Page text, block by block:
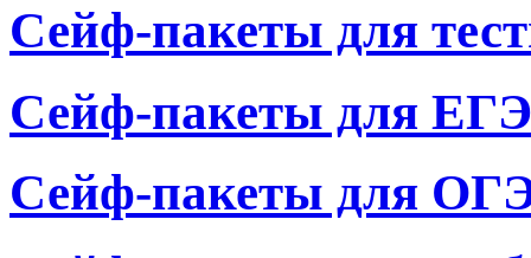
Сейф-пакеты для
Сейф-пакеты для ЕГЭ
Сейф-пакеты для